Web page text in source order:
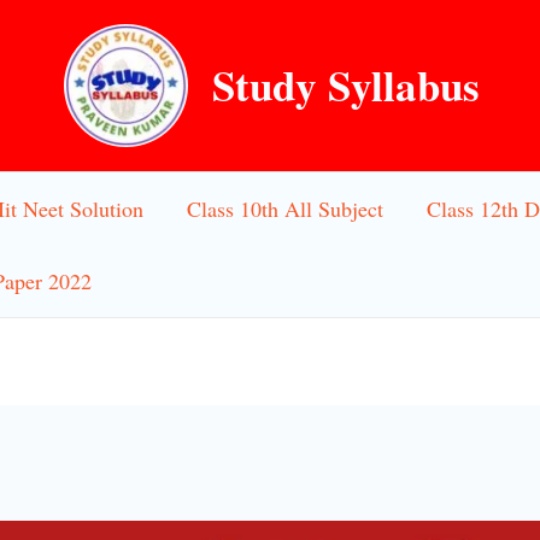
Study Syllabus
Neet Solution Class 10th All Subject Class 12th
2022